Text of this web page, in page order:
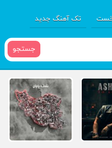
تک آهنگ جدید
جستجو